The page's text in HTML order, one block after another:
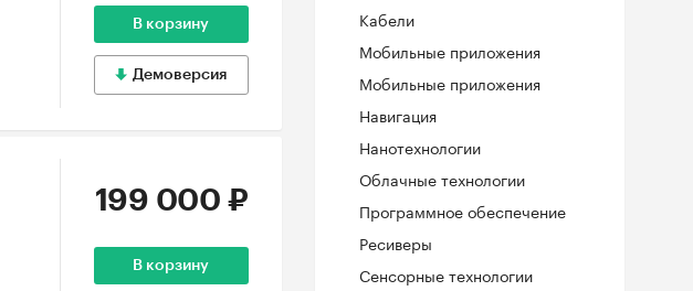
Кабели
Мобильные приложения
Мобильные приложения
Навигация
Нанотехнологии
Облачные технологии
Программное обеспечение
Ресиверы
Сенсорные технологии
В корзину
Демоверсия
199 000 ₽
В корзину